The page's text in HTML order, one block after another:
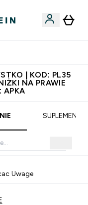
| KOD: PL35
NA PRAWIE
APKA
SUPLEMENTY
Uwage